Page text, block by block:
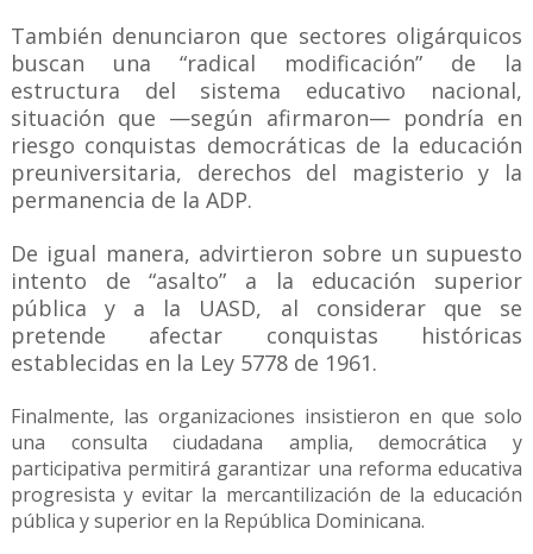
También denunciaron que sectores oligárquicos
buscan una “radical modificación” de la
estructura del sistema educativo nacional,
situación que —según afirmaron— pondría en
riesgo conquistas democráticas de la educación
preuniversitaria, derechos del magisterio y la
permanencia de la ADP.
De igual manera, advirtieron sobre un supuesto
intento de “asalto” a la educación superior
pública y a la UASD, al considerar que se
pretende afectar conquistas históricas
establecidas en la Ley 5778 de 1961.
Finalmente, las organizaciones insistieron en que solo
una consulta ciudadana amplia, democrática y
participativa permitirá garantizar una reforma educativa
progresista y evitar la mercantilización de la educación
pública y superior en la República Dominicana.